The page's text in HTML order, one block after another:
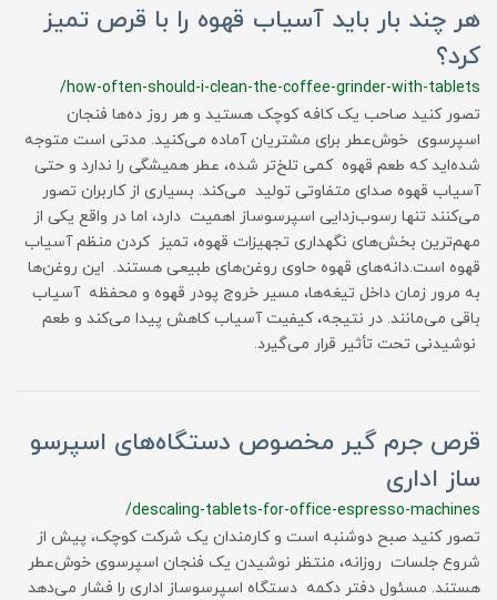
هر چند بار باید آسیاب قهوه را با قرص تمیز
کرد؟
/how-often-should-i-clean-the-coffee-grinder-with-tablets
تصور کنید صاحب یک کافه کوچک هستید و هر روز ده‌ها فنجان
اسپرسوی خوش‌عطر برای مشتریان آماده می‌کنید. مدتی است متوجه
شده‌اید که طعم قهوه کمی تلخ‌تر شده، عطر همیشگی را ندارد و حتی
آسیاب قهوه صدای متفاوتی تولید می‌کند. بسیاری از کاربران تصور
می‌کنند تنها رسوب‌زدایی اسپرسوساز اهمیت دارد، اما در واقع یکی از
مهم‌ترین بخش‌های نگهداری تجهیزات قهوه، تمیز کردن منظم آسیاب
قهوه است.دانه‌های قهوه حاوی روغن‌های طبیعی هستند. این روغن‌ها
به مرور زمان داخل تیغه‌ها، مسیر خروج پودر قهوه و محفظه آسیاب
باقی می‌مانند. در نتیجه، کیفیت آسیاب کاهش پیدا می‌کند و طعم
نوشیدنی تحت تأثیر قرار می‌گیرد.
قرص جرم گیر مخصوص دستگاه‌های اسپرسو
ساز اداری
/descaling-tablets-for-office-espresso-machines
تصور کنید صبح دوشنبه است و کارمندان یک شرکت کوچک، پیش از
شروع جلسات روزانه، منتظر نوشیدن یک فنجان اسپرسوی خوش‌عطر
هستند. مسئول دفتر دکمه دستگاه اسپرسوساز اداری را فشار می‌دهد